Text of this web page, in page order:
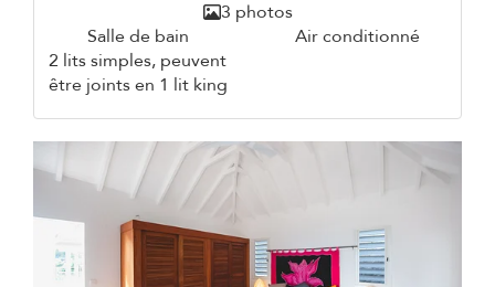
3 photos
Salle de bain
Air conditionné
2 lits simples, peuvent
être joints en 1 lit king